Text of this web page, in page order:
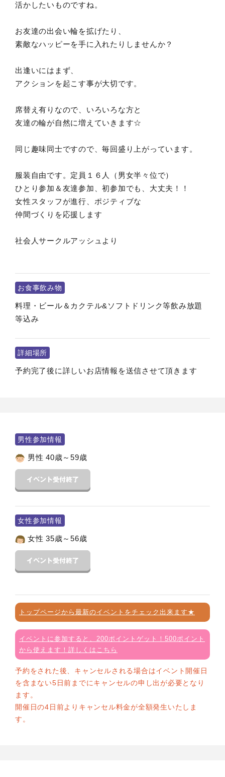
活かしたいものですね。
お友達の出会い輪を拡げたり、
素敵なハッピーを手に入れたりしませんか？
出逢いにはまず、
アクションを起こす事が大切です。
席替え有りなので、いろいろな方と
友達の輪が自然に増えていきます☆
同じ趣味同士ですので、毎回盛り上がっています。
服装自由です。定員１６人（男女半々位で）
ひとり参加＆友達参加、初参加でも、大丈夫！！
女性スタッフが進行、ポジティブな
仲間づくりを応援します
社会人サークルアッシュより
お食事飲み物
料理・ビール＆カクテル&ソフトドリンク等飲み放題
等込み
詳細場所
予約完了後に詳しいお店情報を送信させて頂きます
男性参加情報
男性 40歳～59歳
女性参加情報
女性 35歳～56歳
トップページから最新のイベントをチェック出来ます★
イベントに参加すると、200ポイントゲット！500ポイント
から使えます！詳しくはこちら
予約をされた後、キャンセルされる場合はイベント開催日
を含まない5日前までにキャンセルの申し出が必要となり
ます。
開催日の4日前よりキャンセル料金が全額発生いたしま
す。